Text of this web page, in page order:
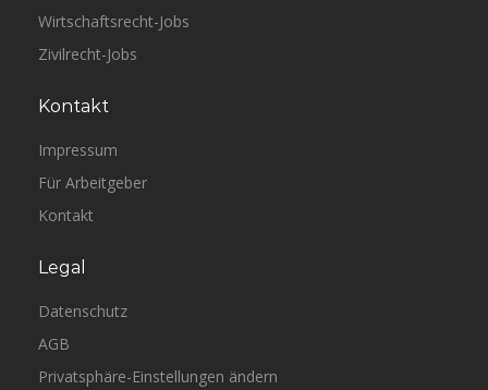
Wirtschaftsrecht-Jobs
Zivilrecht-Jobs
Kontakt
Impressum
Für Arbeitgeber
Kontakt
Legal
Datenschutz
AGB
Privatsphäre-Einstellungen ändern